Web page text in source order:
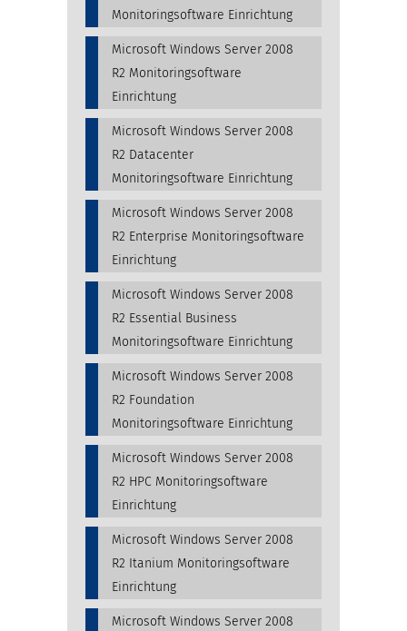
Monitoringsoftware Einrichtung
Microsoft Windows Server 2008
R2 Monitoringsoftware
Einrichtung
Microsoft Windows Server 2008
R2 Datacenter
Monitoringsoftware Einrichtung
Microsoft Windows Server 2008
R2 Enterprise Monitoringsoftware
Einrichtung
Microsoft Windows Server 2008
R2 Essential Business
Monitoringsoftware Einrichtung
Microsoft Windows Server 2008
R2 Foundation
Monitoringsoftware Einrichtung
Microsoft Windows Server 2008
R2 HPC Monitoringsoftware
Einrichtung
Microsoft Windows Server 2008
R2 Itanium Monitoringsoftware
Einrichtung
Microsoft Windows Server 2008